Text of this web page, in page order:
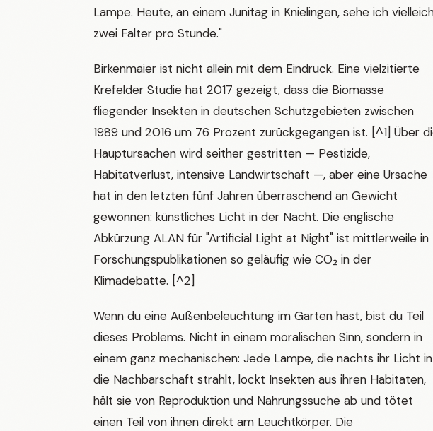
Lampe. Heute, an einem Junitag in Knielingen, sehe ich
zwei Falter pro Stunde."
Birkenmaier ist nicht allein mit dem Eindruck. Eine vielzitierte
Krefelder Studie hat 2017 gezeigt, dass die Biomasse
fliegender Insekten in deutschen Schutzgebieten zwischen
1989 und 2016 um 76 Prozent zurückgegangen ist. [^1] Über
Hauptursachen wird seither gestritten — Pestizide,
Habitatverlust, intensive Landwirtschaft —, aber eine Ursache
hat in den letzten fünf Jahren überraschend an Gewicht
gewonnen: künstliches Licht in der Nacht. Die englische
Abkürzung ALAN für "Artificial Light at Night" ist mittlerweile in
Forschungspublikationen so geläufig wie CO₂ in der
Klimadebatte. [^2]
Wenn du eine Außenbeleuchtung im Garten hast, bist du Teil
dieses Problems. Nicht in einem moralischen Sinn, sondern in
einem ganz mechanischen: Jede Lampe, die nachts ihr Licht in
die Nachbarschaft strahlt, lockt Insekten aus ihren Habitaten,
hält sie von Reproduktion und Nahrungssuche ab und tötet
einen Teil von ihnen direkt am Leuchtkörper. Die